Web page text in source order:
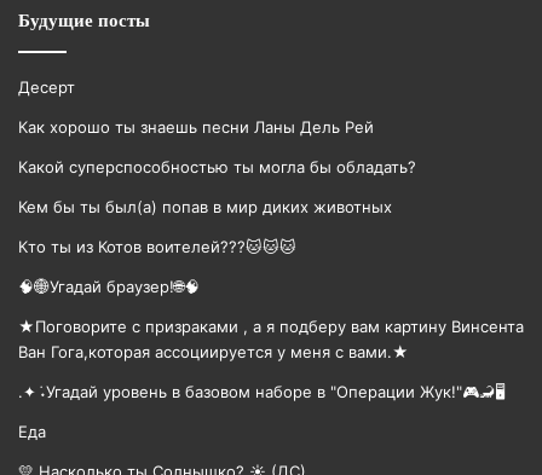
Будущие посты
Десерт
Как хорошо ты знаешь песни Ланы Дель Рей
Какой суперспособностью ты могла бы обладать?
Кем бы ты был(а) попав в мир диких животных
Кто ты из Котов воителей???🐱🐱🐱
🧠🌐Угадай браузер!🌐🧠
★Поговорите с призраками , а я подберу вам картину Винсента
Ван Гога,которая ассоциируется у меня с вами.★
.✦ ݁˖Угадай уровень в базовом наборе в "Операции Жук!"🎮🦂🖥
Еда
💛 Насколько ты Солнышко? ☀️ (ДС)